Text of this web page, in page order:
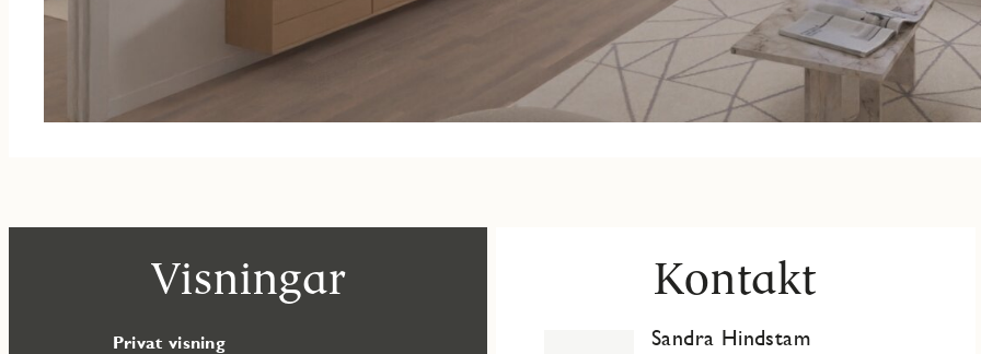
Visningar
Privat visning
Kontakt
Sandra Hindstam